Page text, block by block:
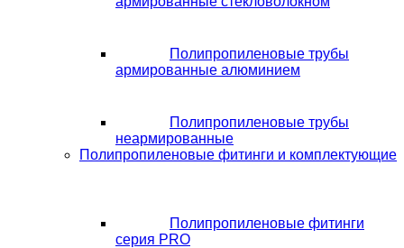
Полипропиленовые трубы
армированные алюминием
Полипропиленовые трубы
неармированные
Полипропиленовые фитинги и комплектующие
Полипропиленовые фитинги
серия PRO